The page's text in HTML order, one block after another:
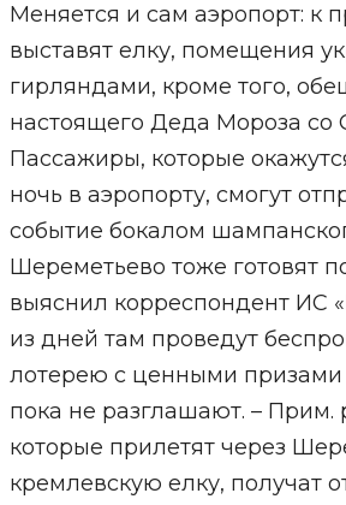
Меняется и сам аэропорт: к
выставят елку, помещения
гирляндами, кроме того,
настоящего Деда Мороза со
Пассажиры, которые
ночь в аэропорту, смогут
событие бокалом
Шереметьево тоже готовят
выяснил корреспондент ИС
из дней там проведут
лотерею с ценными призами
пока не разглашают. – Прим.
которые прилетят через
кремлевскую елку, получат